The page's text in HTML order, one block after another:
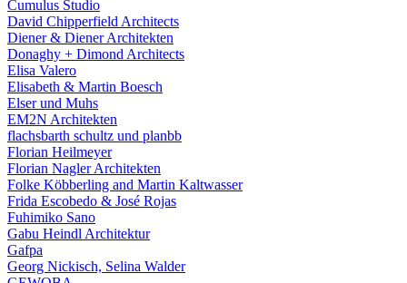
Cumulus Studio
David Chipperfield Architects
Diener & Diener Architekten
Donaghy + Dimond Architects
Elisa Valero
Elisabeth & Martin Boesch
Elser und Muhs
EM2N Architekten
flachsbarth schultz und planbb
Florian Heilmeyer
Florian Nagler Architekten
Folke Köbberling and Martin Kaltwasser
Frida Escobedo & José Rojas
Fuhimiko Sano
Gabu Heindl Architektur
Gafpa
Georg Nickisch, Selina Walder